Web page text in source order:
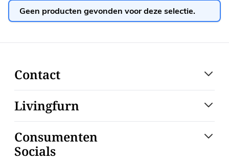
Geen producten gevonden voor deze selectie.
Contact
Livingfurn
Consumenten
Socials